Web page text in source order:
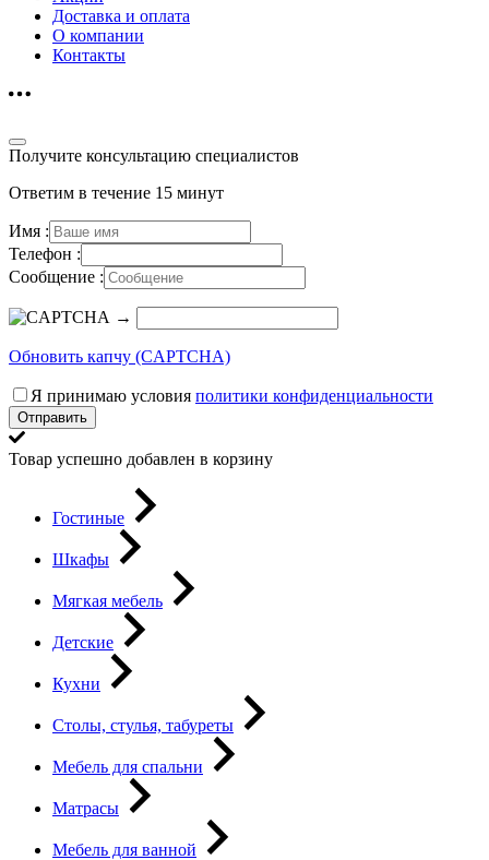
Доставка и оплата
О компании
Контакты
Получите консультацию специалистов
Ответим в течение 15 минут
Имя :
Телефон :
Сообщение :
→
Обновить капчу (CAPTCHA)
Я принимаю условия политики конфиденциальности
Отправить
Товар успешно добавлен в корзину
Гостиные
Шкафы
Мягкая мебель
Детские
Кухни
Столы, стулья, табуреты
Мебель для спальни
Матрасы
Мебель для ванной